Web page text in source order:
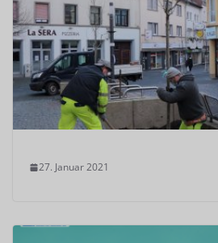
27. Januar 2021